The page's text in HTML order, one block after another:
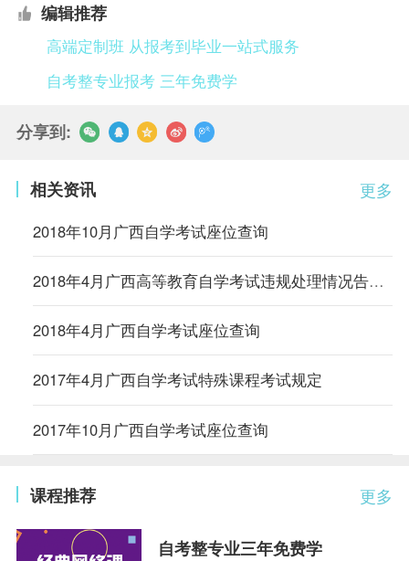
编辑推荐
高端定制班 从报考到毕业一站式服务
自考整专业报考 三年免费学
分享到:
更多
相关资讯
2018年10月广西自学考试座位查询
2018年4月广西高等教育自学考试违规处理情况告知书
2018年4月广西自学考试座位查询
2017年4月广西自学考试特殊课程考试规定
2017年10月广西自学考试座位查询
更多
课程推荐
自考整专业三年免费学